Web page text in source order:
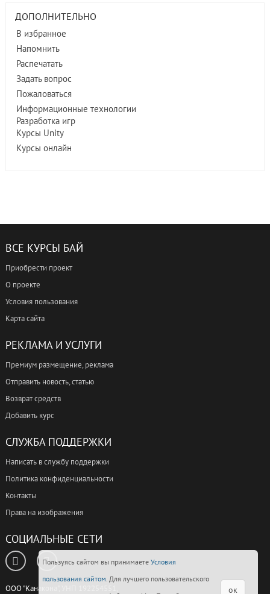
ДОПОЛНИТЕЛЬНО
В избранное
Напомнить
Распечатать
Задать вопрос
Пожаловаться
Информационные технологии
Разработка игр
Курсы Unity
Курсы онлайн
ВСЕ КУРСЫ БАЙ
Приобрести проект
О проекте
Условия пользования
Карта сайта
РЕКЛАМА И УСЛУГИ
Премиум размещение, реклама
Отправить новость, статью
Возврат средств
Добавить курс
СЛУЖБА ПОДДЕРЖКИ
Написать в службу поддержки
Политика конфиденциальности
Контакты
Права на изображения
СОЦИАЛЬНЫЕ СЕТИ
ООО "Канакона", УНП 192254551,
Пользуясь сайтом вы принимаете Условия
пользования сайтом. Для лучшего пользовательского
ок